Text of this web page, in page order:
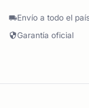
Envío a todo el
Garantía oficial